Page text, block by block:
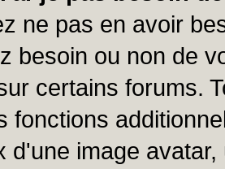
ne pas en avoir
besoin ou non de
certains forums.
fonctions
d'une image